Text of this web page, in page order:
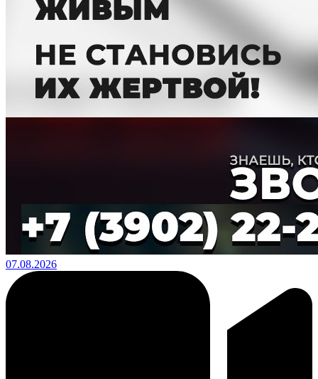
07.08.2026